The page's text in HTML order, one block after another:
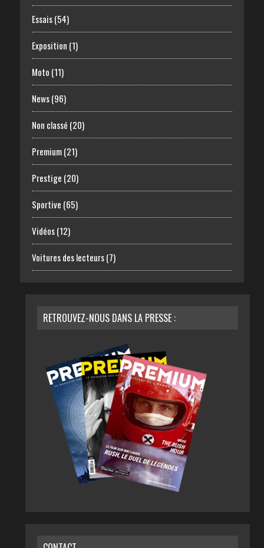
Essais(54)
Exposition (1)
Moto (11)
News(96)
Non classé (20)
Premium(21)
Prestige (20)
Sportive (65)
Vidéos(12)
Voitures des lecteurs(7)
RETROUVEZ-NOUS DANS LA PRESSE :